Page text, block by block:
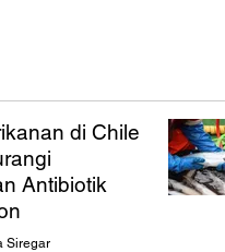
di Chile
Antibiotik
Siregar